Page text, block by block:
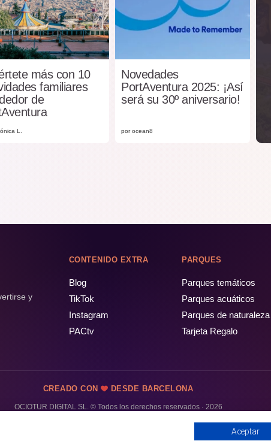
más con 10
familiares
de
L.
Novedades
PortAventura 2025: ¡Así
será su 30º aniversario!
por ocean8
y
CONTENIDO EXTRA
Blog
TikTok
Instagram
PACtv
PARQUES
Parques temáticos
Parques acuáticos
Parques de naturaleza
Tarjeta Regalo
CREADO CON DESDE BARCELONA
OCIOTUR DIGITAL SL. © Todos los derechos reservados · 2026
Aceptar